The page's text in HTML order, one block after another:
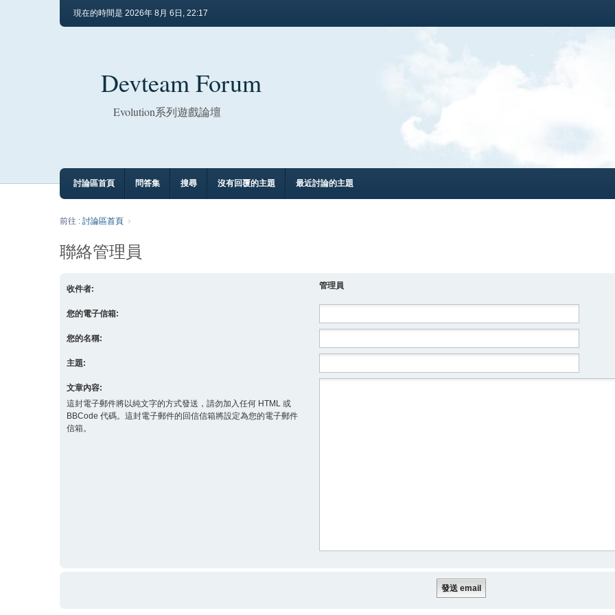
現在的時間是 2026年 8月 6日, 22:17
Devteam Forum
Evolution系列遊戲論壇
討論區首頁 問答集 搜尋 沒有回覆的主題 最近討論的主題
前往 : 討論區首頁
聯絡管理員
收件者: 管理員
您的電子信箱:
您的名稱:
主題:
文章內容:
這封電子郵件將以純文字的方式發送，請勿加入任何 HTML 或
BBCode 代碼。這封電子郵件的回信信箱將設定為您的電子郵件
信箱。